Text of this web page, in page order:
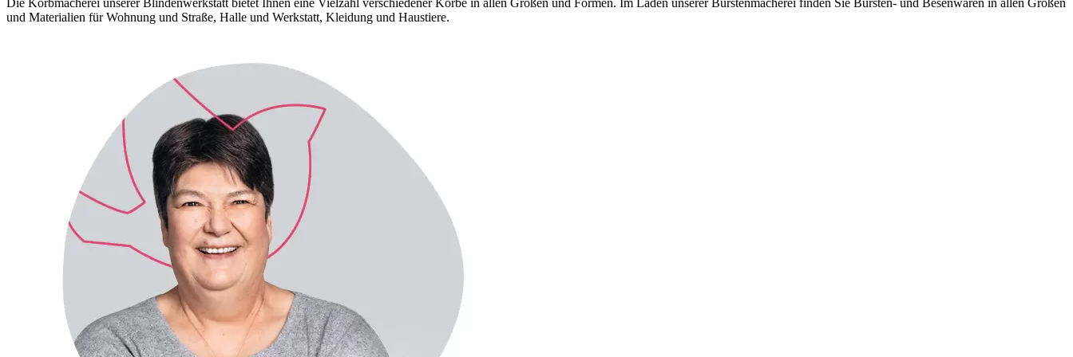
und Materialien für Wohnung und Straße, Halle und Werk­statt, Kleidung und Haustiere.